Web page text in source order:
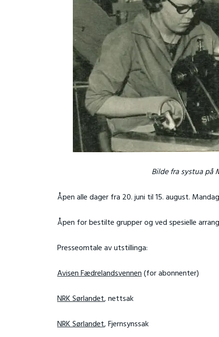
Bilde fra systua på
Åpen alle dager fra 20. juni til 15. august.
Åpen for bestilte grupper og ved spesielle
Presseomtale av utstillinga:
Avisen Fædrelandsvennen(for abonnenter)
NRK Sørlandet, nettsak
NRK Sørlandet, Fjernsynssak